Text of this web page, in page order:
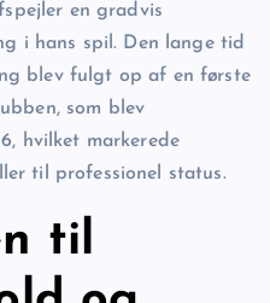
en gradvis
i hans spil. Den lange tid
blev fulgt op af en første
som blev
hvilket markerede
til professionel status.
til